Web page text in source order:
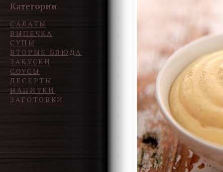
Категории
САЛАТЫ
ВЫПЕЧКА
СУПЫ
ВТОРЫЕ БЛЮДА
ЗАКУСКИ
СОУСЫ
ДЕСЕРТЫ
НАПИТКИ
ЗАГОТОВКИ